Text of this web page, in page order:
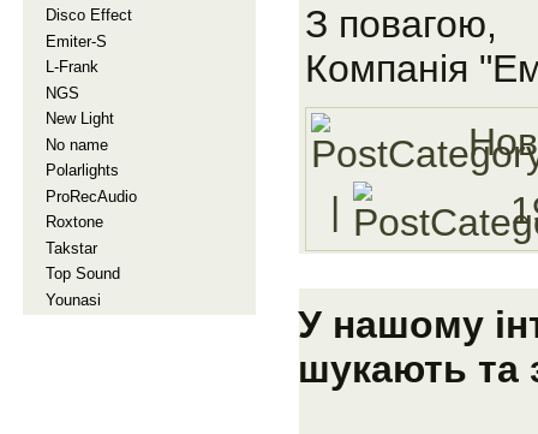
Disco Effect
Emiter-S
L-Frank
NGS
New Light
No name
Polarlights
ProRecAudio
Roxtone
Takstar
Top Sound
Younasi
З повагою,
Компанія
|
У нашому
шукають та